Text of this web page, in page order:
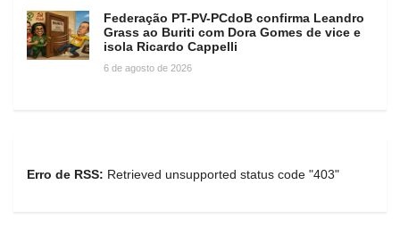
Federação PT-PV-PCdoB confirma Leandro
Grass ao Buriti com Dora Gomes de vice e
isola Ricardo Cappelli
6 de agosto de 2026
Erro de RSS: Retrieved unsupported status code "403"